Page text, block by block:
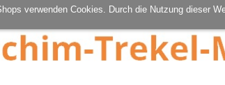
verwenden Cookies. Durch die Nutzung dieser